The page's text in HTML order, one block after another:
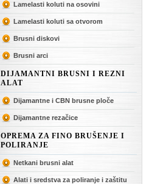
Lamelasti koluti na osovini
Lamelasti koluti sa otvorom
Brusni diskovi
Brusni arci
DIJAMANTNI BRUSNI I REZNI
ALAT
Dijamantne i CBN brusne ploče
Dijamantne rezačice
OPREMA ZA FINO BRUŠENJE I
POLIRANJE
Netkani brusni alat
Alati i sredstva za poliranje i zaštitu